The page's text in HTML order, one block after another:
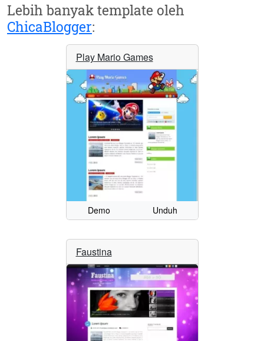
Lebih banyak template oleh
ChicaBlogger:
Play Mario Games
Demo Unduh
Faustina